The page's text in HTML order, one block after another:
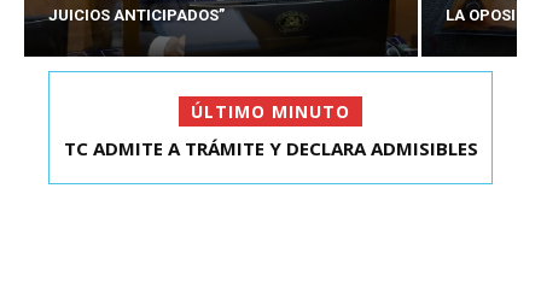
JUICIOS ANTICIPADOS”
LA
ÚLTIMO MINUTO
EXDIPUTADO LAVÍN SALIÓ DE CAPITÁN YÁBER
TC ADMITE A TRÁMITE Y DECLARA ADMISIBLES